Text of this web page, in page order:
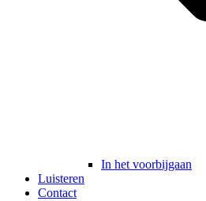
In het voorbijgaan
Luisteren
Contact